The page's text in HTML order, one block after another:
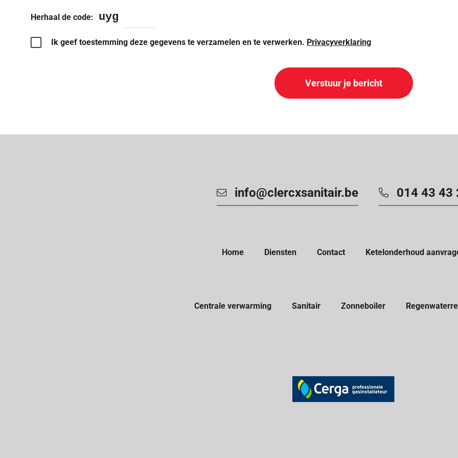
Herhaal de code: uyg
Ik geef toestemming deze gegevens te verzamelen en te verwerken. Privacyverklaring
info@clercxsanitair.be 014 43 43
Home Diensten Contact Ketelonderhoud
Centrale verwarming Sanitair Zonneboiler